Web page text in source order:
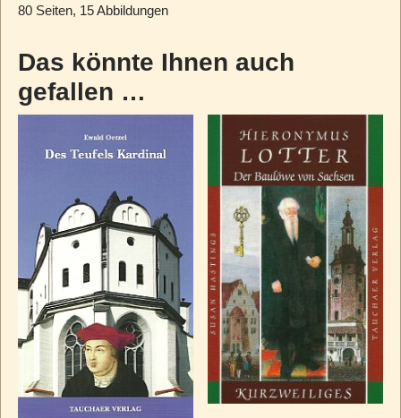
80 Seiten, 15 Abbildungen
Das könnte Ihnen auch
gefallen …